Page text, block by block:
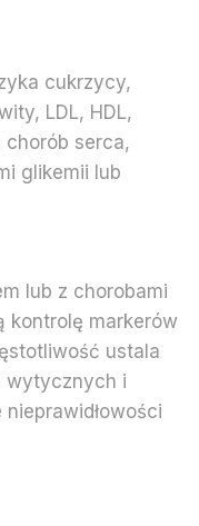
cukrzycy,
LDL, HDL,
serca,
glikemii lub
lub z chorobami
kontrolę markerów
ustala
wytycznych i